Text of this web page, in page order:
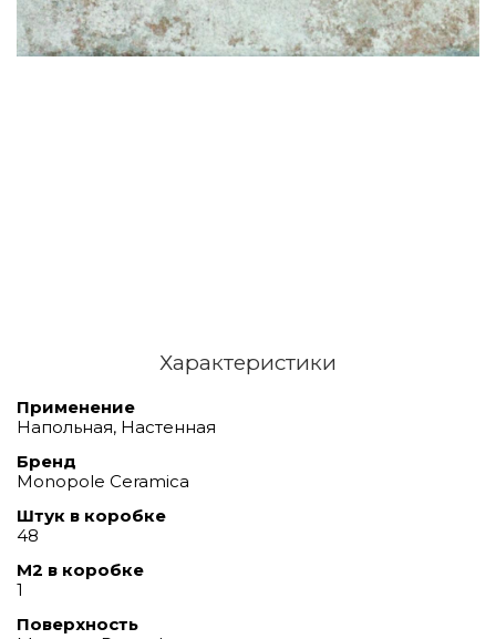
Характеристики
Применение
Напольная, Настенная
Бренд
Monopole Ceramica
Штук в коробке
48
М2 в коробке
1
Поверхность